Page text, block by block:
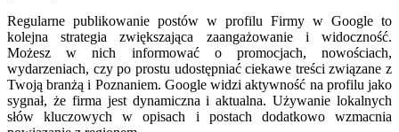
Regularne publikowanie postów w profilu Firmy w Google to
kolejna strategia zwiększająca zaangażowanie i widoczność.
Możesz w nich informować o promocjach, nowościach,
wydarzeniach, czy po prostu udostępniać ciekawe treści związane z
Twoją branżą i Poznaniem. Google widzi aktywność na profilu jako
sygnał, że firma jest dynamiczna i aktualna. Używanie lokalnych
słów kluczowych w opisach i postach dodatkowo wzmacnia